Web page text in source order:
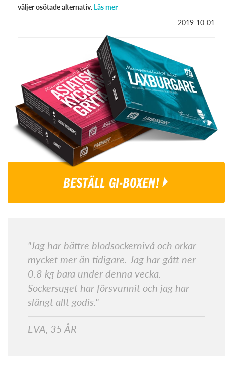
väljer osötade alternativ. Läs mer
2019-10-01
BESTÄLL GI-BOXEN!
"Jag har bättre blodsockernivå och orkar
mycket mer än tidigare. Jag har gått ner
0.8 kg bara under denna vecka.
Sockersuget har försvunnit och jag har
slängt allt godis."
EVA, 35 ÅR